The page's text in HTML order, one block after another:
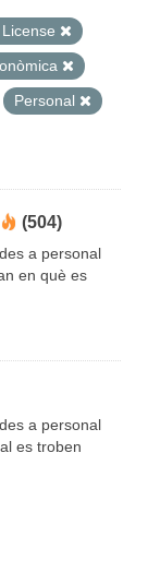
Personal
(504)
a personal
en què es
a personal
es troben